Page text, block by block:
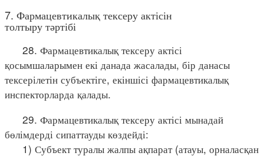
7. Фармацевтикалық тексеру актісін
толтыру тәртібі
28. Фармацевтикалық тексеру актісі
қосымшаларымен екі данада жасалады, бір данасы
тексерілетін субъектіге, екіншісі фармацевтикалық
инспекторларда қалады.
29. Фармацевтикалық тексеру актісі мынадай
бөлімдерді сипаттауды көздейді:
1) Субъект туралы жалпы ақпарат (атауы, орналасқан